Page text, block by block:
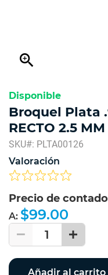
zoom_in
Disponible
Broquel Plata
RECTO 2.5 MM
SKU#: PLTA00126
Valoración
Precio de contado
A: $99.00
1
Añadir al carrito